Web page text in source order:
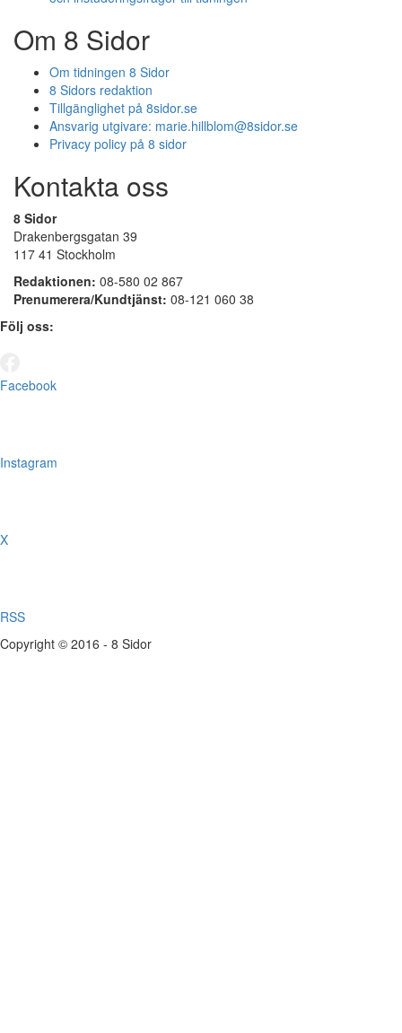
Om 8 Sidor
Om tidningen 8 Sidor
8 Sidors redaktion
Tillgänglighet på 8sidor.se
Ansvarig utgivare: marie.hillblom@8sidor.se
Privacy policy på 8 sidor
Kontakta oss
8 Sidor
Drakenbergsgatan 39
117 41 Stockholm
Redaktionen: 08-580 02 867
Prenumerera/Kundtjänst: 08-121 060 38
Följ oss:
Facebook
Instagram
X
RSS
Copyright © 2016 - 8 Sidor